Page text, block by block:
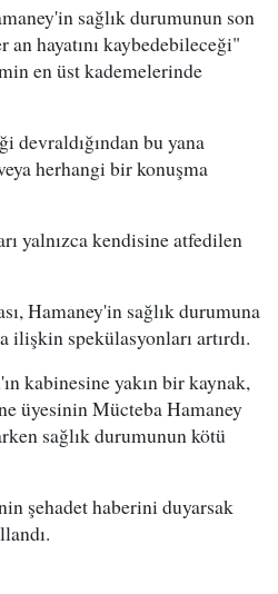
sağlık durumunun son
hayatını kaybedebileceği"
en üst kademelerinde
devraldığından bu yana
herhangi bir konuşma
yalnızca kendisine atfedilen
Hamaney'in sağlık durumuna
ilişkin spekülasyonları artırdı.
kabinesine yakın bir kaynak,
üyesinin Mücteba Hamaney
sağlık durumunun kötü
şehadet haberini duyarsak